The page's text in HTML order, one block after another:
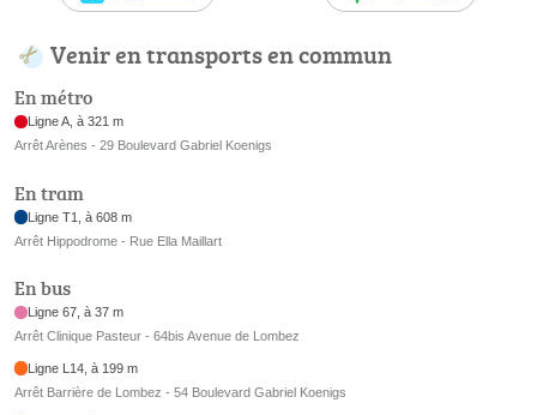
Venir en transports en commun
En métro
Ligne A, à 321 m
Arrêt Arènes - 29 Boulevard Gabriel Koenigs
En tram
Ligne T1, à 608 m
Arrêt Hippodrome - Rue Ella Maillart
En bus
Ligne 67, à 37 m
Arrêt Clinique Pasteur - 64bis Avenue de Lombez
Ligne L14, à 199 m
Arrêt Barrière de Lombez - 54 Boulevard Gabriel Koenigs